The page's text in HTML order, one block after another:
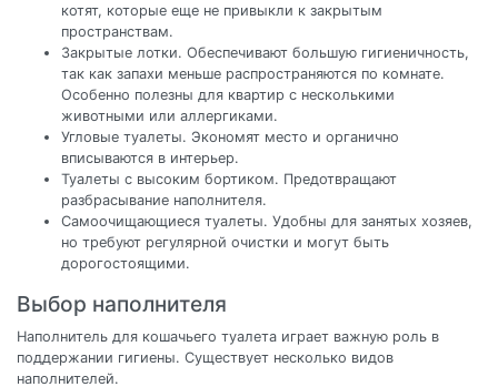
котят, которые еще не привыкли к закрытым
пространствам.
Закрытые лотки. Обеспечивают большую гигиеничность,
так как запахи меньше распространяются по комнате.
Особенно полезны для квартир с несколькими
животными или аллергиками.
Угловые туалеты. Экономят место и органично
вписываются в интерьер.
Туалеты с высоким бортиком. Предотвращают
разбрасывание наполнителя.
Самоочищающиеся туалеты. Удобны для занятых хозяев,
но требуют регулярной очистки и могут быть
дорогостоящими.
Выбор наполнителя
Наполнитель для кошачьего туалета играет важную роль в
поддержании гигиены. Существует несколько видов
наполнителей.